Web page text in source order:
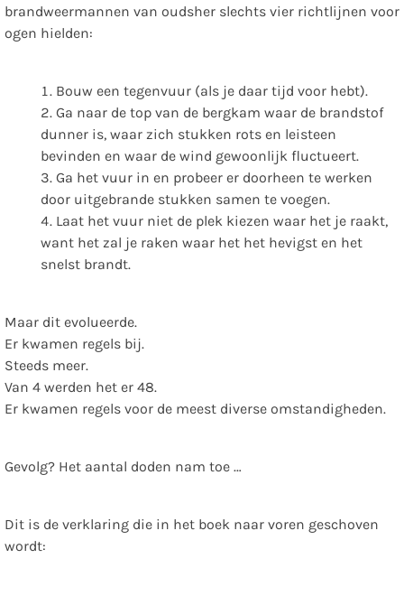
brandweermannen van oudsher slechts vier richtlijnen voor
ogen hielden:
Bouw een tegenvuur (als je daar tijd voor hebt).
Ga naar de top van de bergkam waar de brandstof
dunner is, waar zich stukken rots en leisteen
bevinden en waar de wind gewoonlijk fluctueert.
Ga het vuur in en probeer er doorheen te werken
door uitgebrande stukken samen te voegen.
Laat het vuur niet de plek kiezen waar het je raakt,
want het zal je raken waar het het hevigst en het
snelst brandt.
Maar dit evolueerde.
Er kwamen regels bij.
Steeds meer.
Van 4 werden het er 48.
Er kwamen regels voor de meest diverse omstandigheden.
Gevolg? Het aantal doden nam toe …
Dit is de verklaring die in het boek naar voren geschoven
wordt: